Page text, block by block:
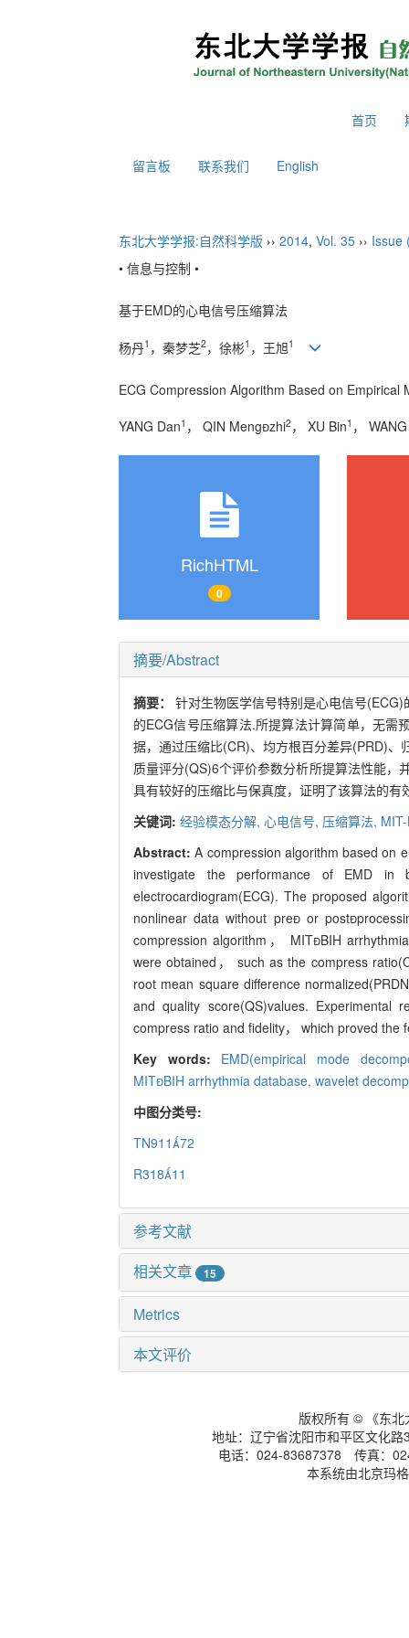
首页
留言板 联系我们 English
东北大学学报:自然科学版 ›› 2014, Vol. 35 ›› Issue
• 信息与控制 •
基于EMD的心电信号压缩算法
杨丹1 ，秦梦芝2，徐彬1 ，王旭1
ECG Compression Algorithm Based on Empirical
YANG Dan1 ， QIN Mengzhi2， XU Bin1 ，
RichHTML
0
摘要/Abstract
摘要：针对生物医学信号特别是心电信号
的ECG信号压缩算法.所提算法计算简单，无需
据，通过压缩比(CR)、均方根百分差异(PRD)
质量评分(QS)6个评价参数分析所提算法性能，
具有较好的压缩比与保真度，证明了该算法的有
关键词: 经验模态分解, 心电信号, 压缩算法,
Abstract:A compression algorithm based on
investigate the performance of EMD
electrocardiogram(ECG). The proposed
nonlinear data without pre or
compression algorithm， MITBIH
were obtained， such as the compress
root mean square difference
and quality score(QS)values.
compress ratio and fidelity， which proved the
Key words: EMD(empirical mode
MITBIH arrhythmia database, wavelet
中图分类号:
TN91172
R31811
参考文献
相关文章
15
Metrics
本文评价
版权所有 © 《东北
地址：辽宁省沈阳市和平区文化
电话：024-83687378 传真：
本系统由北京玛